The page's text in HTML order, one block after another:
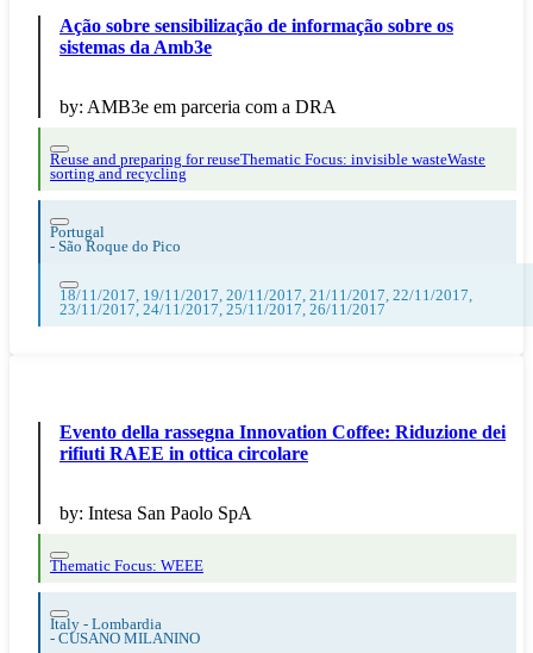
Ação sobre sensibilização de informação sobre os
sistemas da Amb3e
by: AMB3e em parceria com a DRA
Reuse and preparing for reuseThematic Focus: invisible wasteWaste
sorting and recycling
Portugal
- São Roque do Pico
18/11/2017, 19/11/2017, 20/11/2017, 21/11/2017, 22/11/2017,
23/11/2017, 24/11/2017, 25/11/2017, 26/11/2017
Evento della rassegna Innovation Coffee: Riduzione dei
rifiuti RAEE in ottica circolare
by: Intesa San Paolo SpA
Thematic Focus: WEEE
Italy - Lombardia
- CUSANO MILANINO